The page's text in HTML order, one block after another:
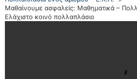
Μαθαίνουμε ασφαλείς: Μαθηματικά –
Ελάχιστο κοινό πολλαπλάσιο